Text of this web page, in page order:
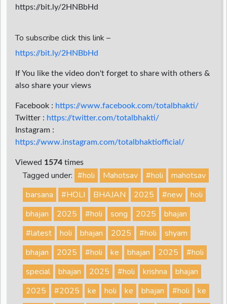
https://bit.ly/2HNBbHd
To subscribe click this link –
https://bit.ly/2HNBbHd
If You like the video don't forget to share with others &
also share your views
Facebook : https://www.facebook.com/totalbhakti/
Twitter : https://twitter.com/totalbhakti/
Instagram :
https://www.instagram.com/totalbhaktiofficial/
Viewed 1574 times
Tagged under: #holi Mahotsav #holi
mahotsav
barsana
#HOLI BHAJAN 2025 #new
holi
bhajan
2025 #holi song 2025
bhajan
#latest
holi bhajan 2025 #holi
shyam
bhajan
2025 #holi ke bhajan 2025
#holi
special
bhajan 2025 #holi krishna
bhajan
2025
#2025 ke holi ke bhajan #holi
ke